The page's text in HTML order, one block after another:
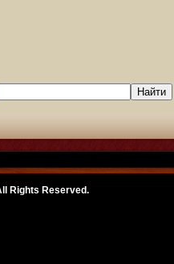
Rights Reserved.